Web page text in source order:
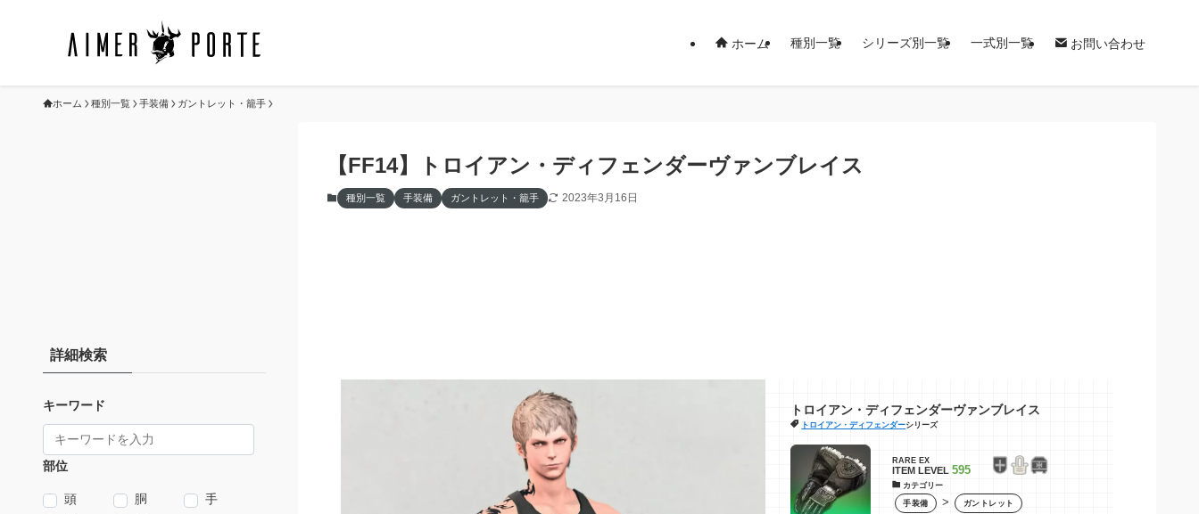
ホーム 種別一覧 シリーズ別一覧 一式別一覧 お問い合わせ
ホーム 種別一覧 手装備 ガントレット・籠手
【FF14】トロイアン・ディフェンダーヴァンブレイス
種別一覧 手装備 ガントレット・籠手 2023年3月16日
トロイアン・ディフェンダーヴァンブレイス
トロイアン・ディフェンダーシリーズ
RARE EX
ITEM LEVEL 595
カテゴリー
手装備 > ガントレット
詳細検索
キーワード
部位
頭 胴
手